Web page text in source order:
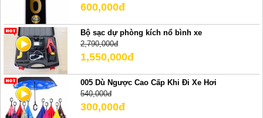
600,000đ
Bộ sạc dự phòng kích nổ bình xe
2,790,000đ
1,550,000đ
005 Dù Ngược Cao Cấp Khi Đi Xe Hơi
540,000đ
300,000đ